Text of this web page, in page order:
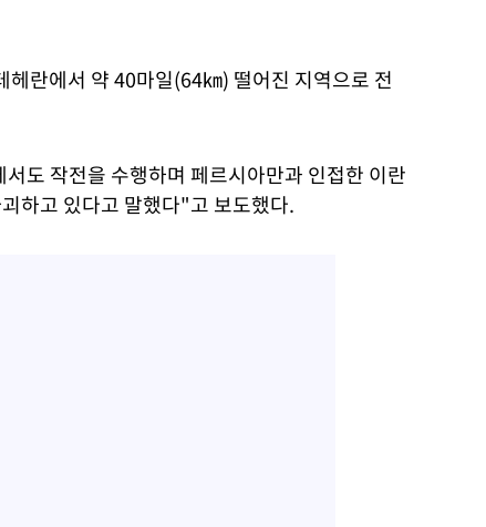
란에서 약 40마일(64㎞) 떨어진 지역으로 전
도 작전을 수행하며 페르시아만과 인접한 이란
하고 있다고 말했다"고 보도했다.